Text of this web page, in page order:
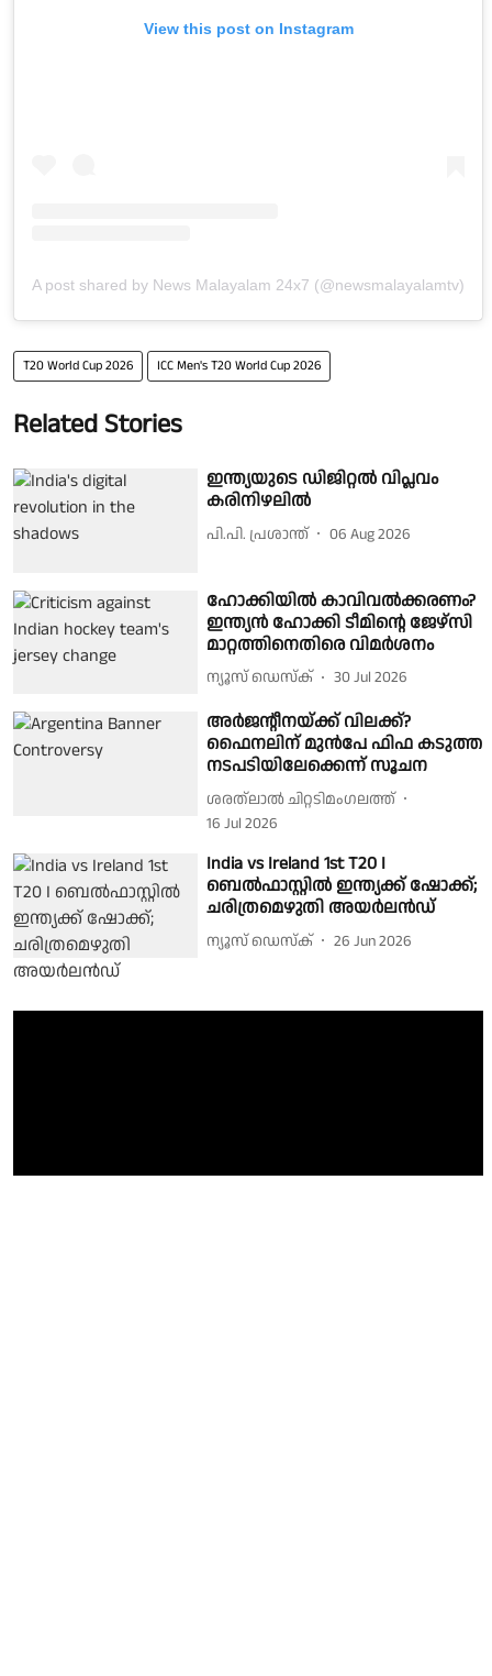
View this post on Instagram
A post shared by News Malayalam 24x7 (@newsmalayalamtv)
T20 World Cup 2026 ICC Men's T20 World Cup 2026
Related Stories
ഇന്ത്യയുടെ ഡിജിറ്റൽ വിപ്ലവം
കരിനിഴലിൽ
പി.പി. പ്രശാന്ത് 06 Aug 2026
ഹോക്കിയിൽ കാവിവൽക്കരണം?
ഇന്ത്യൻ ഹോക്കി ടീമിൻ്റെ ജേഴ്‌സി
മാറ്റത്തിനെതിരെ വിമർശനം
ന്യൂസ് ഡെസ്ക് 30 Jul 2026
അർജൻ്റീനയ്ക്ക് വിലക്ക്?
ഫൈനലിന് മുൻപേ ഫിഫ കടുത്ത
നടപടിയിലേക്കെന്ന് സൂചന
ശരത്‌ലാൽ ചിറ്റടിമംഗലത്ത്
16 Jul 2026
India vs Ireland 1st T20 I
ബെല്‍ഫാസ്റ്റില്‍ ഇന്ത്യക്ക് ഷോക്ക്;
ചരിത്രമെഴുതി അയര്‍ലന്‍ഡ്
ന്യൂസ് ഡെസ്ക് 26 Jun 2026